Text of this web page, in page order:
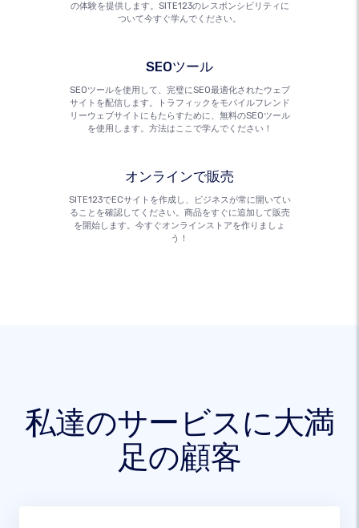
の体験を提供します。SITE123のレスポンシビリティに
ついて今すぐ学んでください。
SEOツール
SEOツールを使用して、完璧にSEO最適化されたウェブ
サイトを配信します。トラフィックをモバイルフレンド
リーウェブサイトにもたらすために、無料のSEOツール
を使用します。方法はここで学んでください！
オンラインで販売
SITE123でECサイトを作成し、ビジネスが常に開いてい
ることを確認してください。商品をすぐに追加して販売
を開始します。今すぐオンラインストアを作りましょ
う！
私達のサービスに大満
足の顧客